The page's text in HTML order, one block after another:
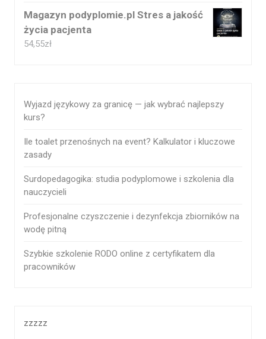
Magazyn podyplomie.pl Stres a jakość
życia pacjenta
54,55zł
Wyjazd językowy za granicę — jak wybrać najlepszy
kurs?
Ile toalet przenośnych na event? Kalkulator i kluczowe
zasady
Surdopedagogika: studia podyplomowe i szkolenia dla
nauczycieli
Profesjonalne czyszczenie i dezynfekcja zbiorników na
wodę pitną
Szybkie szkolenie RODO online z certyfikatem dla
pracowników
zzzzz